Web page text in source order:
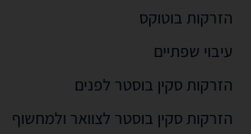
הזרקות בוטוקס
עיבוי שפתיים
הזרקות סקין בוסטר לפנים
הזרקות סקין בוסטר לצוואר ולמחשוף